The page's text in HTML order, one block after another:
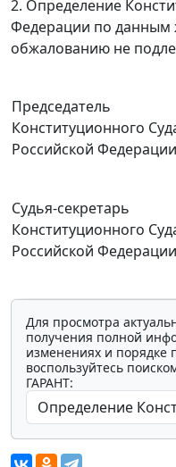
2. Определение
Федерации по данным
обжалованию не
Председатель
Конституционного
Российской Федерации
Судья-секретарь
Конституционного
Российской Федерации
Для просмотра
получения полной
изменениях и порядке
воспользуйтесь
ГАРАНТ: